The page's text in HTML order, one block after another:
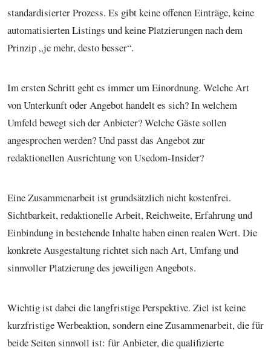
standardisierter Prozess. Es gibt keine offenen Einträge, keine
automatisierten Listings und keine Platzierungen nach dem
Prinzip „je mehr, desto besser“.
Im ersten Schritt geht es immer um Einordnung. Welche Art
von Unterkunft oder Angebot handelt es sich? In welchem
Umfeld bewegt sich der Anbieter? Welche Gäste sollen
angesprochen werden? Und passt das Angebot zur
redaktionellen Ausrichtung von Usedom-Insider?
Eine Zusammenarbeit ist grundsätzlich nicht kostenfrei.
Sichtbarkeit, redaktionelle Arbeit, Reichweite, Erfahrung und
Einbindung in bestehende Inhalte haben einen realen Wert. Die
konkrete Ausgestaltung richtet sich nach Art, Umfang und
sinnvoller Platzierung des jeweiligen Angebots.
Wichtig ist dabei die langfristige Perspektive. Ziel ist keine
kurzfristige Werbeaktion, sondern eine Zusammenarbeit, die für
beide Seiten sinnvoll ist: für Anbieter, die qualifizierte